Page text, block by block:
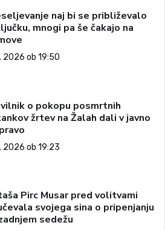
naj bi se približevalo
mnogi pa še čakajo na
2026 ob 19:50
o pokopu posmrtnih
žrtev na Žalah dali v javno
2026 ob 19:23
Pirc Musar pred volitvami
svojega sina o pripenjanju
sedežu